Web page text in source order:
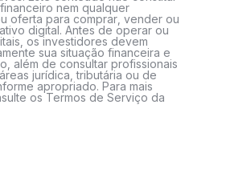
nem qualquer
oferta para comprar, vender ou
digital. Antes de operar ou
os investidores devem
sua situação financeira e
além de consultar profissionais
jurídica, tributária ou de
apropriado. Para mais
os Termos de Serviço da